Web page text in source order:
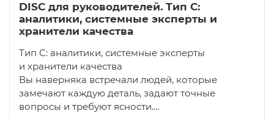
DISC для руководителей. Тип C:
аналитики, системные эксперты и
хранители качества
Тип C: аналитики, системные эксперты
и хранители качества
Вы наверняка встречали людей, которые
замечают каждую деталь, задают точные
вопросы и требуют ясности.…